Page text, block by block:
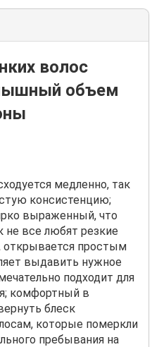
волос
объем
медленно, так
консистенцию;
выраженный, что
не все любят резкие
открывается простым
выдавить нужное
подходит для
комфортный в
блеск
которые померкли
пребывания на